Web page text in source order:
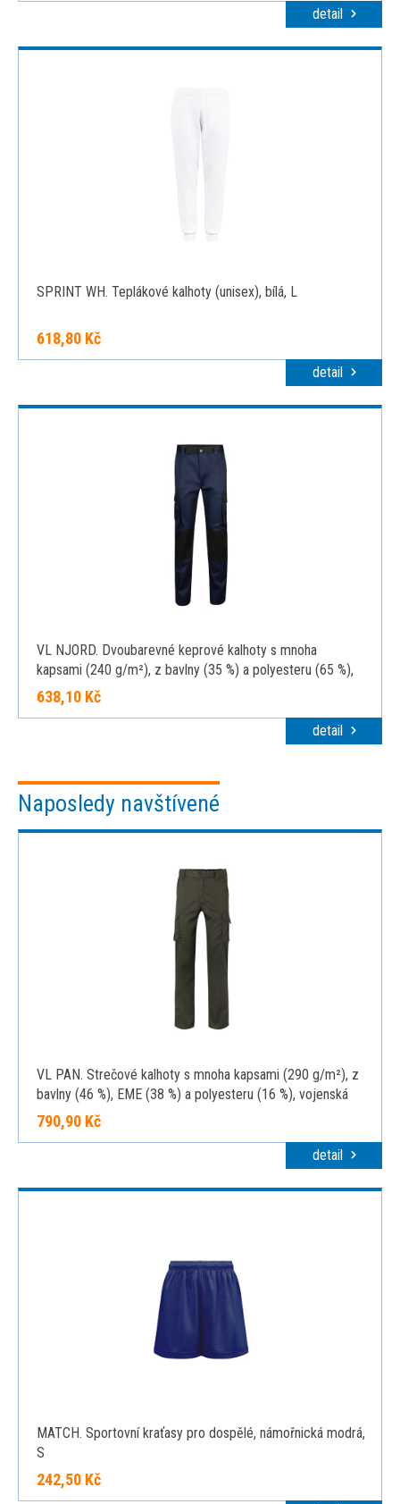
detail
SPRINT WH. Teplákové kalhoty (unisex), bílá, L
618,80 Kč
detail
VL NJORD. Dvoubarevné keprové kalhoty s mnoha
kapsami (240 g/m²), z bavlny (35 %) a polyesteru (65 %),
modrá, 34
638,10 Kč
detail
Naposledy navštívené
VL PAN. Strečové kalhoty s mnoha kapsami (290 g/m²), z
bavlny (46 %), EME (38 %) a polyesteru (16 %), vojenská
zelená, 34
790,90 Kč
detail
MATCH. Sportovní kraťasy pro dospělé, námořnická modrá,
S
242,50 Kč